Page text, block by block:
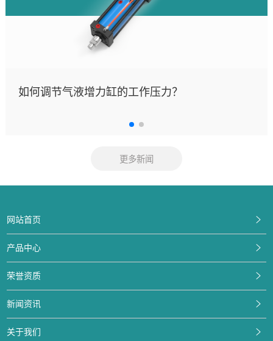
如何调节气液增力缸的工作压力？
更多新闻
网站首页
产品中心
荣誉资质
新闻资讯
关于我们